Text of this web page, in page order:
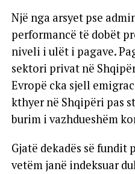
Një nga arsyet pse
performancë të dobët
niveli i ulët i pagave.
sektori privat në
Evropë cka sjell
kthyer në Shqipëri pas
burim i vazhdueshëm
Gjatë dekadës së
vetëm janë indeksuar